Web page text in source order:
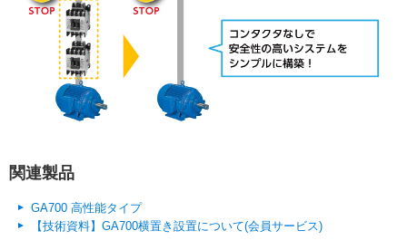
関連製品
GA700 高性能タイプ
【技術資料】GA700横置き設置について(会員サービス)